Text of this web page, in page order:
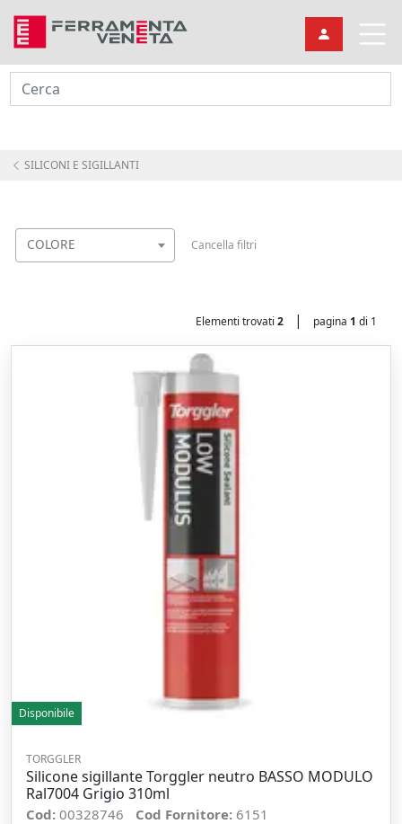
Cerca
SILICONI E SIGILLANTI
COLORE Cancella filtri
Elementi trovati 2 | pagina 1 di 1
Disponibile
TORGGLER
Silicone sigillante Torggler neutro BASSO MODULO
Ral7004 Grigio 310ml
Cod: 00328746 Cod Fornitore: 6151